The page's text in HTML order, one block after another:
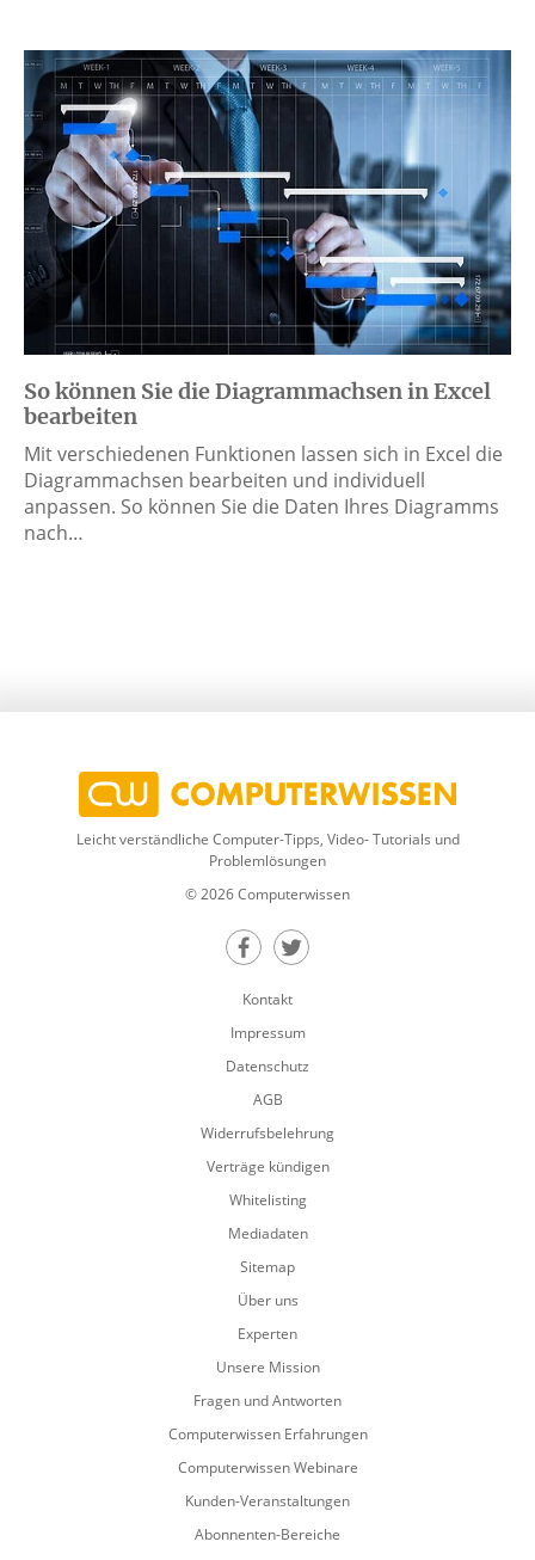
So können Sie die Diagrammachsen in Excel
bearbeiten
Mit verschiedenen Funktionen lassen sich in Excel die
Diagrammachsen bearbeiten und individuell
anpassen. So können Sie die Daten Ihres Diagramms
nach…
Leicht verständliche Computer-Tipps, Video- Tutorials und
Problemlösungen
© 2026 Computerwissen
Teilen auf Facebook
Teilen auf Twitter
Kontakt
Impressum
Datenschutz
AGB
Widerrufsbelehrung
Verträge kündigen
Whitelisting
Mediadaten
Sitemap
Über uns
Experten
Unsere Mission
Fragen und Antworten
Computerwissen Erfahrungen
Computerwissen Webinare
Kunden-Veranstaltungen
Abonnenten-Bereiche